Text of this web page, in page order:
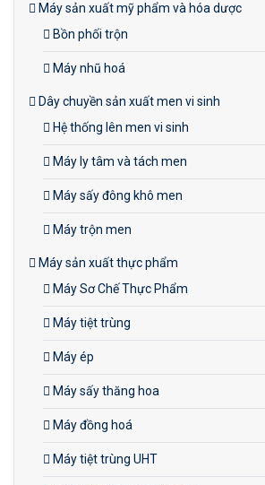
Máy sản xuất mỹ phẩm và hóa dược
Bồn phối trộn
Máy nhũ hoá
Dây chuyền sản xuất men vi sinh
Hệ thống lên men vi sinh
Máy ly tâm và tách men
Máy sấy đông khô men
Máy trộn men
Máy sản xuất thực phẩm
Máy Sơ Chế Thực Phẩm
Máy tiệt trùng
Máy ép
Máy sấy thăng hoa
Máy đồng hoá
Máy tiệt trùng UHT